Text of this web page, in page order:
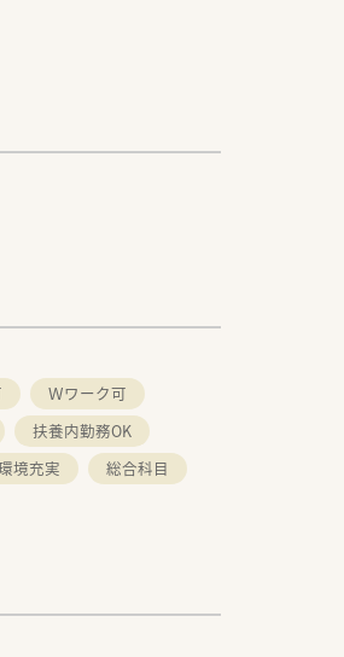
Ｗワーク可
扶養内勤務OK
境充実
総合科目